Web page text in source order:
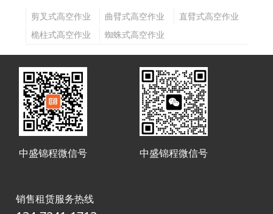
剪叉式高空作业
平台
曲臂式高空作业
平台
直臂式高空作业
桅柱式高空作业
蜘蛛式高空作业
中盛锦程微信号 中盛锦程微信号
销售租赁服务热线